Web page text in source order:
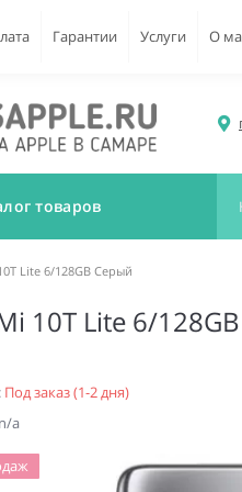
Гарантии Услуги О
товаров
Lite 6/128GB Серый
10T Lite 6/
Под заказ (1-2 дня)
a